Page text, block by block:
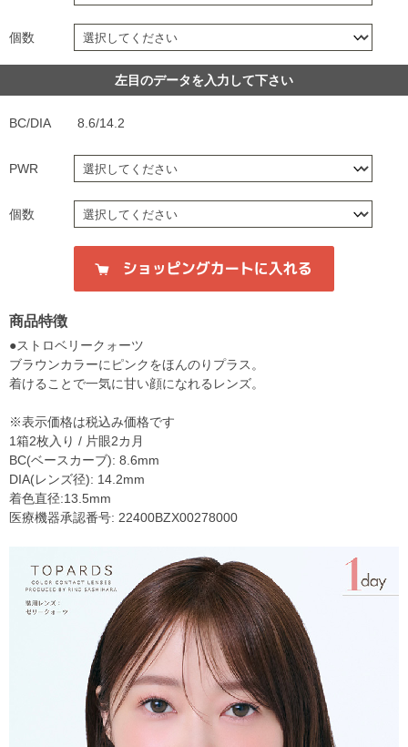
個数
左目のデータを入力して下さい
BC/DIA 8.6/14.2
PWR
個数
商品特徴
●ストロベリークォーツ
ブラウンカラーにピンクをほんのりプラス。
着けることで一気に甘い顔になれるレンズ。
※表示価格は税込み価格です
1箱2枚入り / 片眼2カ月
BC(ベースカーブ): 8.6mm
DIA(レンズ径): 14.2mm
着色直径:13.5mm
医療機器承認番号: 22400BZX00278000